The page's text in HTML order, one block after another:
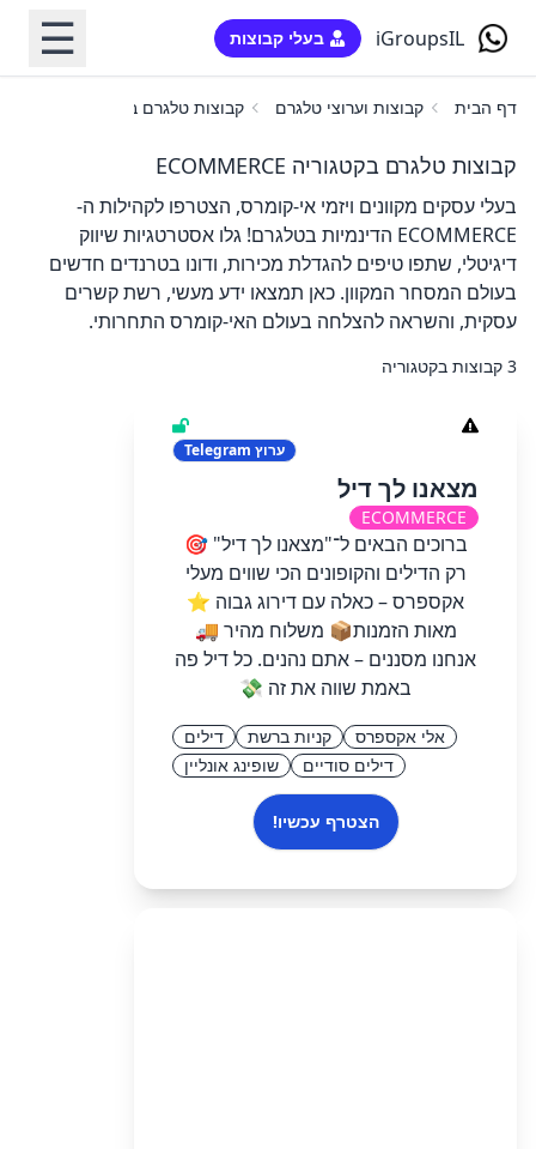
iGroupsIL בעלי קבוצות ☰
דף הבית קבוצות וערוצי טלגרם קבוצות טלגרם בקטגוריה ECOMMERCE
קבוצות טלגרם בקטגוריה ECOMMERCE
בעלי עסקים מקוונים ויזמי אי-קומרס, הצטרפו לקהילות ה-
ECOMMERCE הדינמיות בטלגרם! גלו אסטרטגיות שיווק
דיגיטלי, שתפו טיפים להגדלת מכירות, ודונו בטרנדים חדשים
בעולם המסחר המקוון. כאן תמצאו ידע מעשי, רשת קשרים
עסקית, והשראה להצלחה בעולם האי-קומרס התחרותי.
3 קבוצות בקטגוריה
ערוץ
מצאנו לך דיל
ECOMMERCE
ברוכים הבאים ל־"מצאנו לך דיל" 🎯
רק הדילים והקופונים הכי שווים מעלי
אקספרס – כאלה עם דירוג גבוה ⭐
מאות הזמנות📦 משלוח מהיר 🚚
אנחנו מסננים – אתם נהנים. כל דיל פה
באמת שווה את זה 💸
אלי אקספרס קניות ברשת
דילים
דילים סודיים
שופינג אונליין
הצטרף עכשיו!